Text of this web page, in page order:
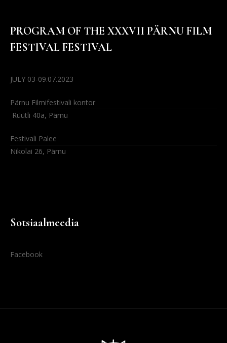
PROGRAM OF THE XXXVII PÄRNU FILM
FESTIVAL FESTIVAL
JULY 03-09.07.2023
Pärnu Filmifestivali kontor
Rüütli 40a, Pärnu
Festivali Palee
Nikolai 26, Pärnu
Sotsiaalmeedia
Facebook